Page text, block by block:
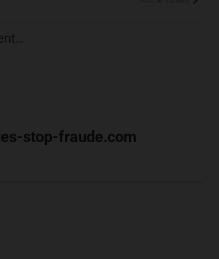
stop-fraude.com